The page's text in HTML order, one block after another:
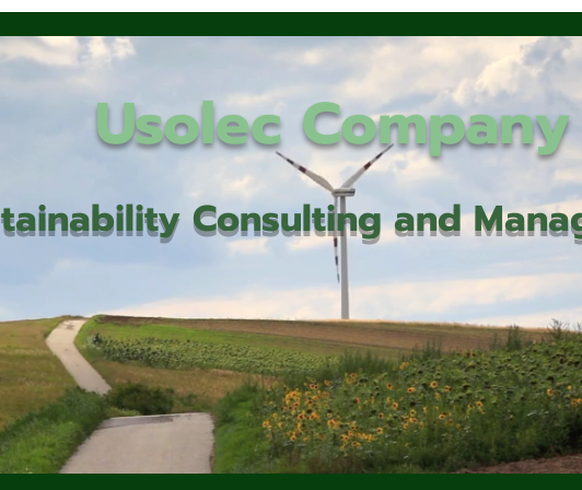
Usolec Company
Consulting and